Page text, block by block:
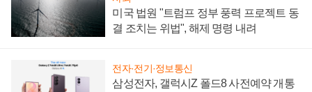
미국 법원 "트럼프 정부 풍력 프로젝트 동
결 조치는 위법", 해제 명령 내려
전자·전기·정보통신
삼성전자, 갤럭시Z 폴드8 사전예약 개통